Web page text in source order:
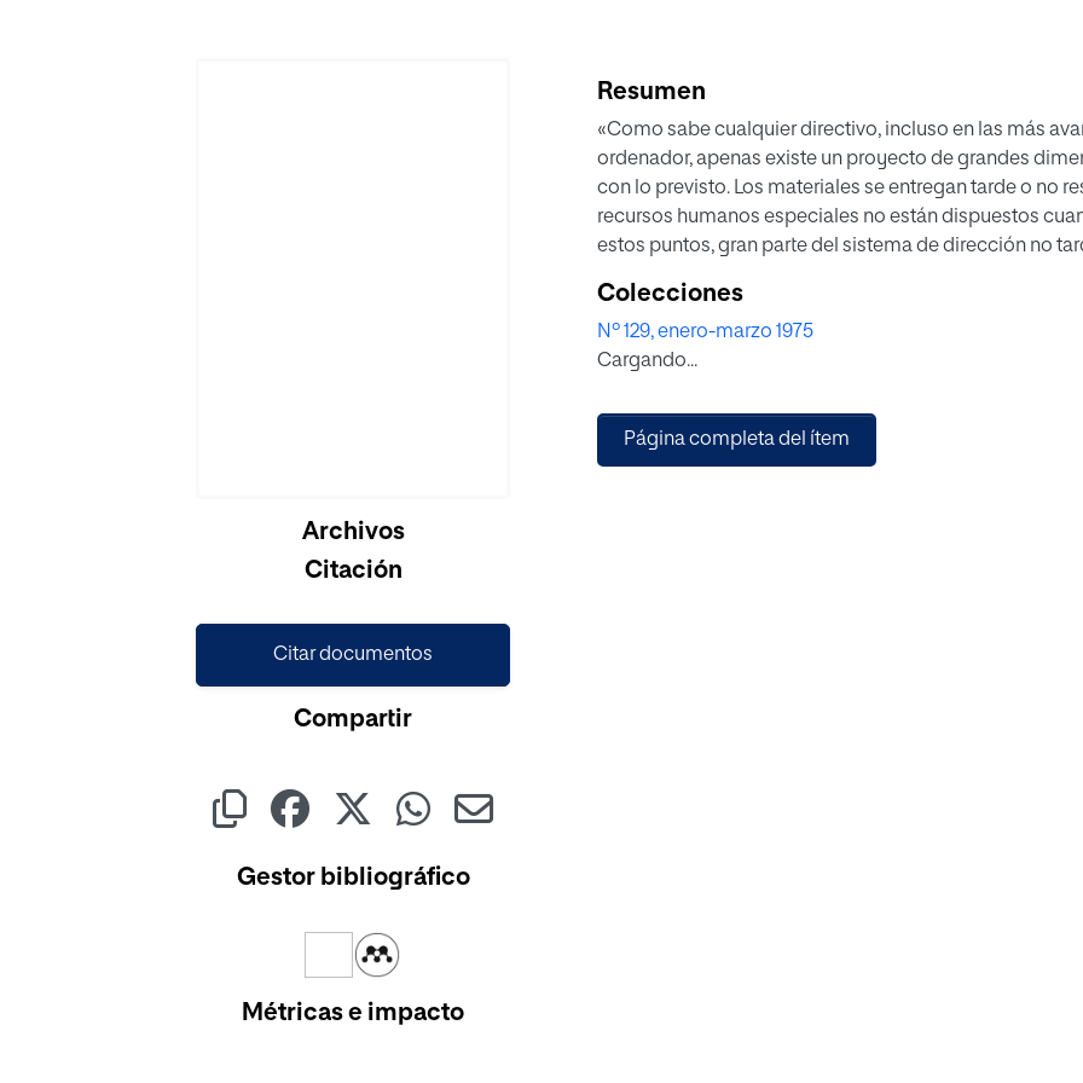
Archivos
Citación
Citar documentos
Compartir
Gestor bibliográfico
Métricas e impacto
Resumen
«Como sabe cualquier directivo, incluso en las más
ordenador, apenas existe un proyecto de grandes
con lo previsto. Los materiales se entregan tarde o no
recursos humanos especiales no están dispuestos
estos puntos, gran parte del sistema de dirección no
cúspide del proyecto, demasiado alejado del
él están los especialistas, insertos en sus propias
personal y estrecho punto de vista». Con esta breve
que se producen en todos los sistemas actuales de
cualquier tipo de empresa humana. En el momento en
Colecciones
Nº 129, enero-marzo 1975
Cargando...
Página completa del ítem